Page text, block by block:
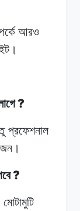
আরও
?
প্রফেশনাল
?
মোটামুটি